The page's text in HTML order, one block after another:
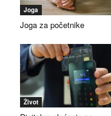
Joga
Joga za početnike
Život